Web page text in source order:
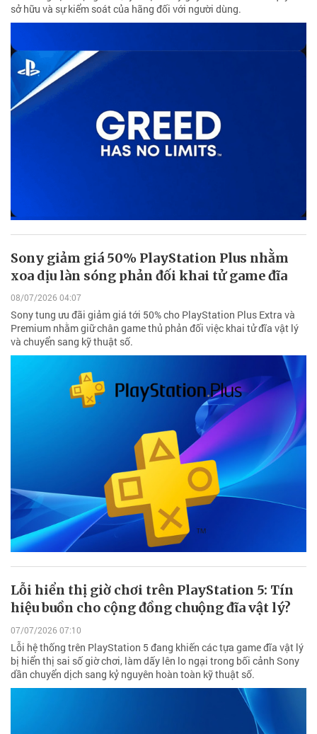
sở hữu và sự kiểm soát của hãng đối với người dùng.
Sony giảm giá 50% PlayStation Plus nhằm
xoa dịu làn sóng phản đối khai tử game đĩa
08/07/2026 04:07
Sony tung ưu đãi giảm giá tới 50% cho PlayStation Plus Extra và
Premium nhằm giữ chân game thủ phản đối việc khai tử đĩa vật lý
và chuyển sang kỹ thuật số.
Lỗi hiển thị giờ chơi trên PlayStation 5: Tín
hiệu buồn cho cộng đồng chuộng đĩa vật lý?
07/07/2026 07:10
Lỗi hệ thống trên PlayStation 5 đang khiến các tựa game đĩa vật lý
bị hiển thị sai số giờ chơi, làm dấy lên lo ngại trong bối cảnh Sony
dần chuyển dịch sang kỷ nguyên hoàn toàn kỹ thuật số.